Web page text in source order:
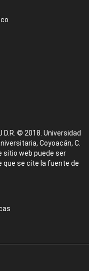
© 2018. Universidad
Coyoacán, C.
sitio web puede ser
que se cite la fuente de